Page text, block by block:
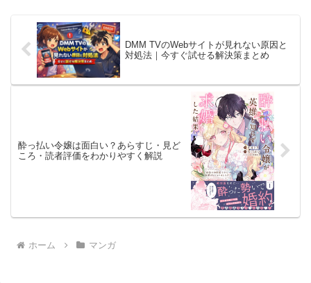
DMM TVのWebサイトが見れない原因と
対処法｜今すぐ試せる解決策まとめ
酔っ払い令嬢は面白い？あらすじ・見ど
ころ・読者評価をわかりやすく解説
ホーム マンガ